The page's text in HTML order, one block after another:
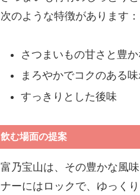
次のような特徴があります：
さつまいもの甘さと豊か
まろやかでコクのある
すっきりとした後味
飲む場面の提案
富乃宝山は、その豊かな風
ナーにはロックで、ゆっく